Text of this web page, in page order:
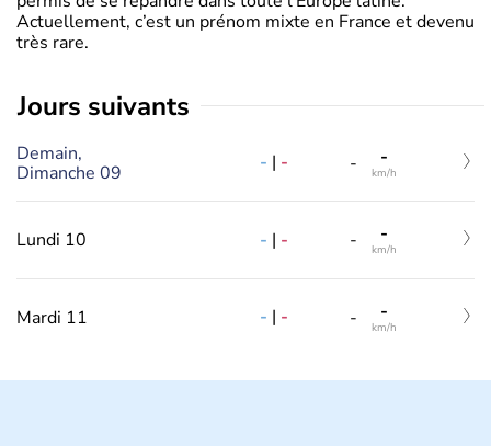
Actuellement, c’est un prénom mixte en France et devenu
très rare.
jours suivants
Demain,
Dimanche 09
- | - - -
km/h
Lundi 10 - | - - -
km/h
Mardi 11 - | - - -
km/h